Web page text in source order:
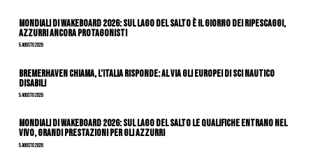
Mondiali di Wakeboard 2026: sul Lago del Salto è il giorno dei ripescaggi,
azzurri ancora protagonisti
5 Agosto 2026
Bremerhaven chiama, l’Italia risponde: al via gli Europei di Sci Nautico
Disabili
5 Agosto 2026
Mondiali di Wakeboard 2026: sul Lago del Salto le qualifiche entrano nel
vivo, grandi prestazioni per gli azzurri
5 Agosto 2026